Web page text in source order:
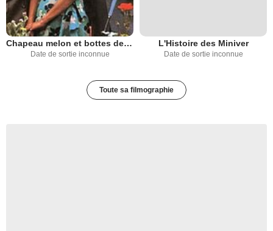
Chapeau melon et bottes de cuir (1976)
Date de sortie inconnue
L'Histoire des Miniver
Date de sortie inconnue
Toute sa filmographie